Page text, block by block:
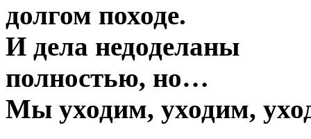
долгом походе.
И дела недоделаны
полностью, но…
Мы уходим, уходим,